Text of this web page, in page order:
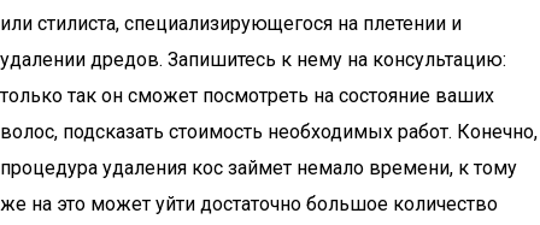
или стилиста, специализирующегося на плетении и
удалении дредов. Запишитесь к нему на консультацию:
только так он сможет посмотреть на состояние ваших
волос, подсказать стоимость необходимых работ. Конечно,
процедура удаления кос займет немало времени, к тому
же на это может уйти достаточно большое количество